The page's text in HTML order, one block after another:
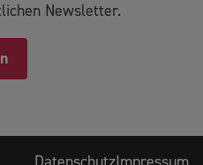
Newsletter.